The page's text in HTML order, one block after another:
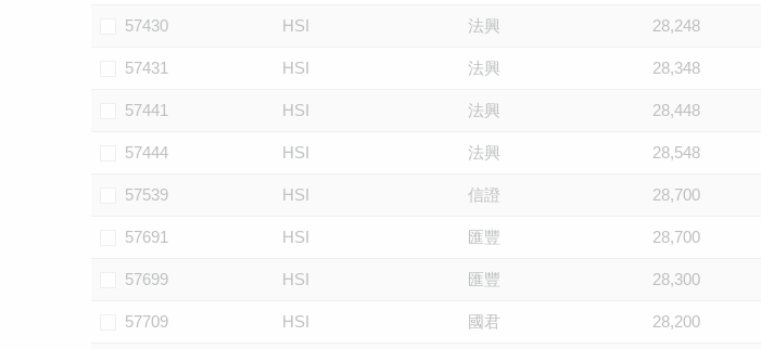
57430 HSI 法興 28,248
57431 HSI 法興 28,348
57441 HSI 法興 28,448
57444 HSI 法興 28,548
57539 HSI 信證 28,700
57691 HSI 匯豐 28,700
57699 HSI 匯豐 28,300
57709 HSI 國君 28,200